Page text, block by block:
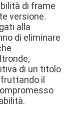
di frame
versione.
alla
di eliminare
di un titolo
il